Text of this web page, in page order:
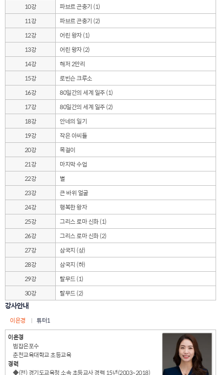
10강
파브르 곤충기 (1)
11강
파브르 곤충기 (2)
12강
어린 왕자 (1)
13강
어린 왕자 (2)
14강
해저 2만리
15강
로빈슨 크루소
16강
80일간의 세계 일주 (1)
17강
80일간의 세계 일주 (2)
18강
안네의 일기
19강
작은 아씨들
20강
목걸이
21강
마지막 수업
22강
별
23강
큰 바위 얼굴
24강
행복한 왕자
25강
그리스 로마 신화 (1)
26강
그리스 로마 신화 (2)
27강
삼국지 (상)
28강
삼국지 (하)
29강
탈무드 (1)
30강
탈무드 (2)
강사안내
이은경
튜터1
이은경
범잡은포수
춘천교육대학교 초등교육
경력
◆(전) 경기도교육청 소속 초등교사 경력 15년(2003~2018)